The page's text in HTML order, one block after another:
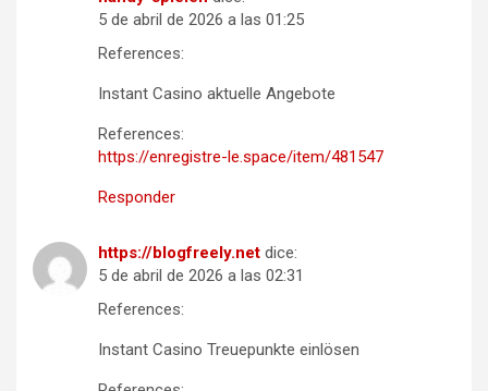
5 de abril de 2026 a las 01:25
References:
Instant Casino aktuelle Angebote
References:
https://enregistre-le.space/item/481547
Responder
https://blogfreely.net dice:
5 de abril de 2026 a las 02:31
References:
Instant Casino Treuepunkte einlösen